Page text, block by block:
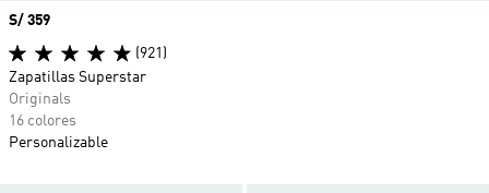
Precio
S/ 359
(921)
Zapatillas Superstar
Originals
16 colores
Personalizable